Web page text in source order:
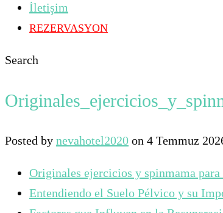
İletişim
REZERVASYON
Search
Posted by nevahotel2020 on 4 Temmuz
Originales ejercicios y spinmama
Entendiendo el Suelo Pélvico y su